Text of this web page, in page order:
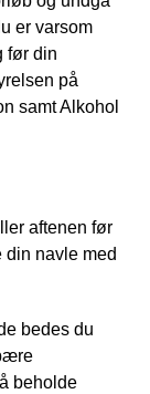
er varsom
før din
på
samt Alkohol
aftenen før
din navle med
bedes du
beholde